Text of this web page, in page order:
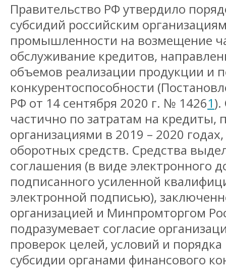
Правительство РФ утвердило
субсидий российским
промышленности на возмещение
обслуживание кредитов,
объемов реализации продукции и
конкурентоспособности
РФ от 14 сентября 2020 г. № 14261).
частично по затратам на кредиты,
организациями в 2019 – 2020
оборотных средств. Средства
соглашения (в виде электронного
подписанного усиленной
электронной подписью),
организацией и Минпромторгом
подразумевает согласие
проверок целей, условий и
субсидии органами финансового